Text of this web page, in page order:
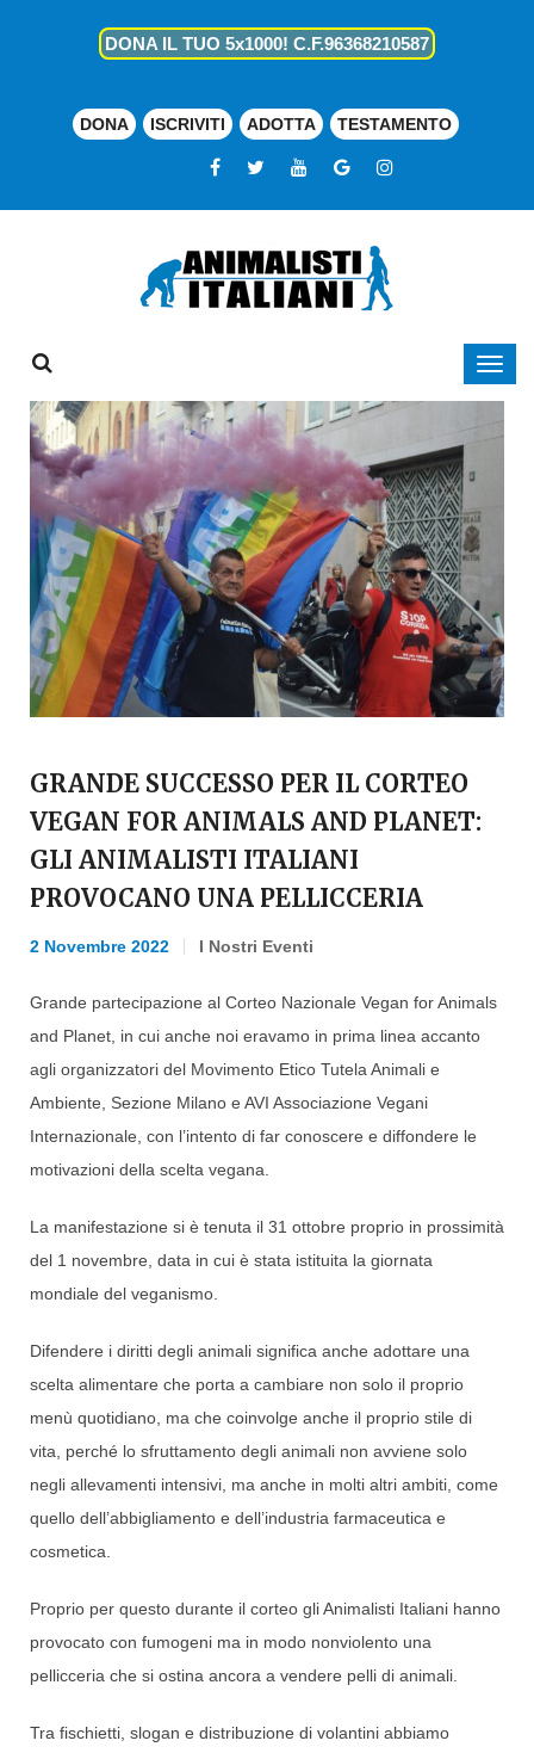
DONA IL TUO 5x1000! C.F.96368210587
DONA ISCRIVITI ADOTTA TESTAMENTO
GRANDE SUCCESSO PER IL CORTEO
VEGAN FOR ANIMALS AND PLANET:
GLI ANIMALISTI ITALIANI
PROVOCANO UNA PELLICCERIA
2 Novembre 2022 I Nostri Eventi
Grande partecipazione al Corteo Nazionale Vegan for Animals
and Planet, in cui anche noi eravamo in prima linea accanto
agli organizzatori del Movimento Etico Tutela Animali e
Ambiente, Sezione Milano e AVI Associazione Vegani
Internazionale, con l’intento di far conoscere e diffondere le
motivazioni della scelta vegana.
La manifestazione si è tenuta il 31 ottobre proprio in prossimità
del 1 novembre, data in cui è stata istituita la giornata
mondiale del veganismo.
Difendere i diritti degli animali significa anche adottare una
scelta alimentare che porta a cambiare non solo il proprio
menù quotidiano, ma che coinvolge anche il proprio stile di
vita, perché lo sfruttamento degli animali non avviene solo
negli allevamenti intensivi, ma anche in molti altri ambiti, come
quello dell’abbigliamento e dell’industria farmaceutica e
cosmetica.
Proprio per questo durante il corteo gli Animalisti Italiani hanno
provocato con fumogeni ma in modo nonviolento una
pellicceria che si ostina ancora a vendere pelli di animali.
Tra fischietti, slogan e distribuzione di volantini abbiamo